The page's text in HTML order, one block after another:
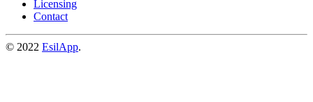
Licensing
Contact
© 2022 EsilApp.